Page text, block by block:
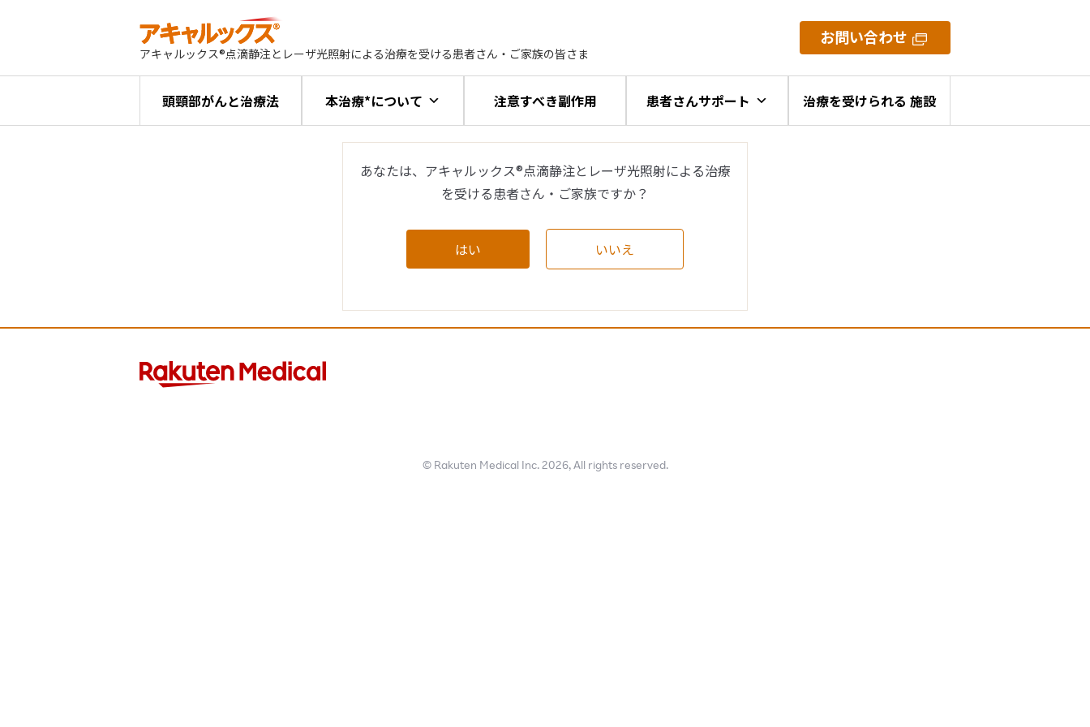
アキャルックス®点滴静注とレーザ光照射による治療を受ける患者さん・ご家族の皆さま
お問い合わせ
頭頸部がんと治療法 本治療*について 注意すべき副作用 患者さんサポート 治療を受けられる 施設
あなたは、アキャルックス®点滴静注とレーザ光照射による治療
を受ける患者さん・ご家族ですか？
はい いいえ
© Rakuten Medical Inc. 2026, All rights reserved.